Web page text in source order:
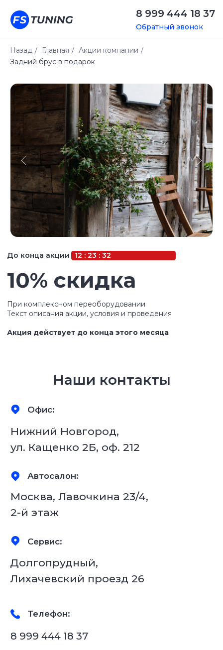
8 999 444 18 37
Обратный звонок
Назад / Главная / Акции компании /
Задний брус в подарок
При комплексном переоборудовании
Текст описания акции, условия и проведения
Акция действует до конца этого месяца
10% скидка
До конца акции 12 : 23 : 32
Наши контакты
8 999 444 18 37
Нижний Новгород,
ул. Кащенко 2Б, оф. 212
Почты:
info@fs-tuning.ru – общая
8 999 077 38 37
Режим работы:
Звонки принимаем
Режим работы:
пн-пт: с 8:00 до 18:00
Лихачевский проезд 26